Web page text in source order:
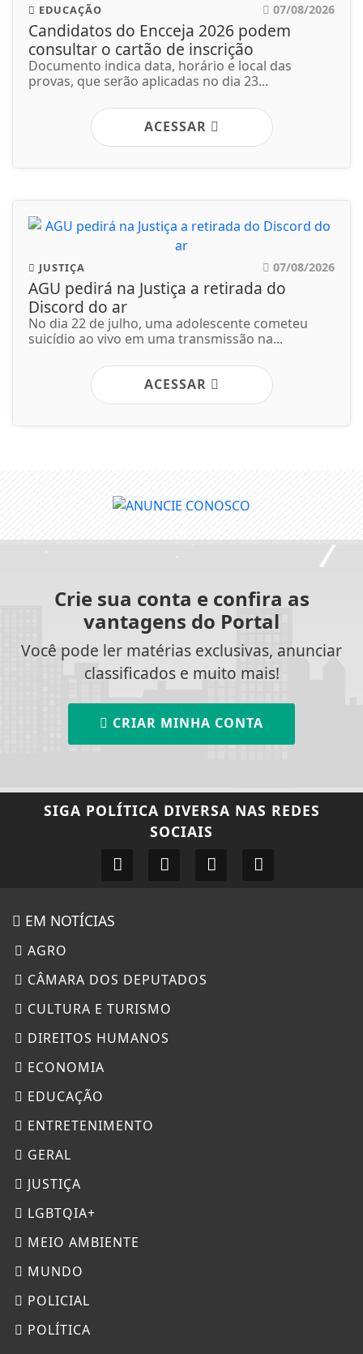
EDUCAÇÃO 07/08/2026
Candidatos do Encceja 2026 podem
consultar o cartão de inscrição
Documento indica data, horário e local das
provas, que serão aplicadas no dia 23...
ACESSAR
JUSTIÇA 07/08/2026
AGU pedirá na Justiça a retirada do
Discord do ar
No dia 22 de julho, uma adolescente cometeu
suicídio ao vivo em uma transmissão na...
ACESSAR
Crie sua conta e confira as
vantagens do Portal
Você pode ler matérias exclusivas, anunciar
classificados e muito mais!
CRIAR MINHA CONTA
SIGA POLÍTICA DIVERSA NAS REDES
SOCIAIS
EM NOTÍCIAS
AGRO
CÂMARA DOS DEPUTADOS
CULTURA E TURISMO
DIREITOS HUMANOS
ECONOMIA
EDUCAÇÃO
ENTRETENIMENTO
GERAL
JUSTIÇA
LGBTQIA+
MEIO AMBIENTE
MUNDO
POLICIAL
POLÍTICA